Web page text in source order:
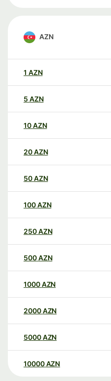
AZN
1 AZN
5 AZN
10AZN
20AZN
50AZN
100AZN
250AZN
500AZN
1000AZN
2000AZN
5000AZN
10000 AZN